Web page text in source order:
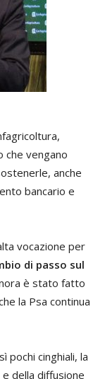
che vengano
anche
bancario e
vocazione per
di passo sul
è stato fatto
la Psa continua
pochi cinghiali, la
della diffusione